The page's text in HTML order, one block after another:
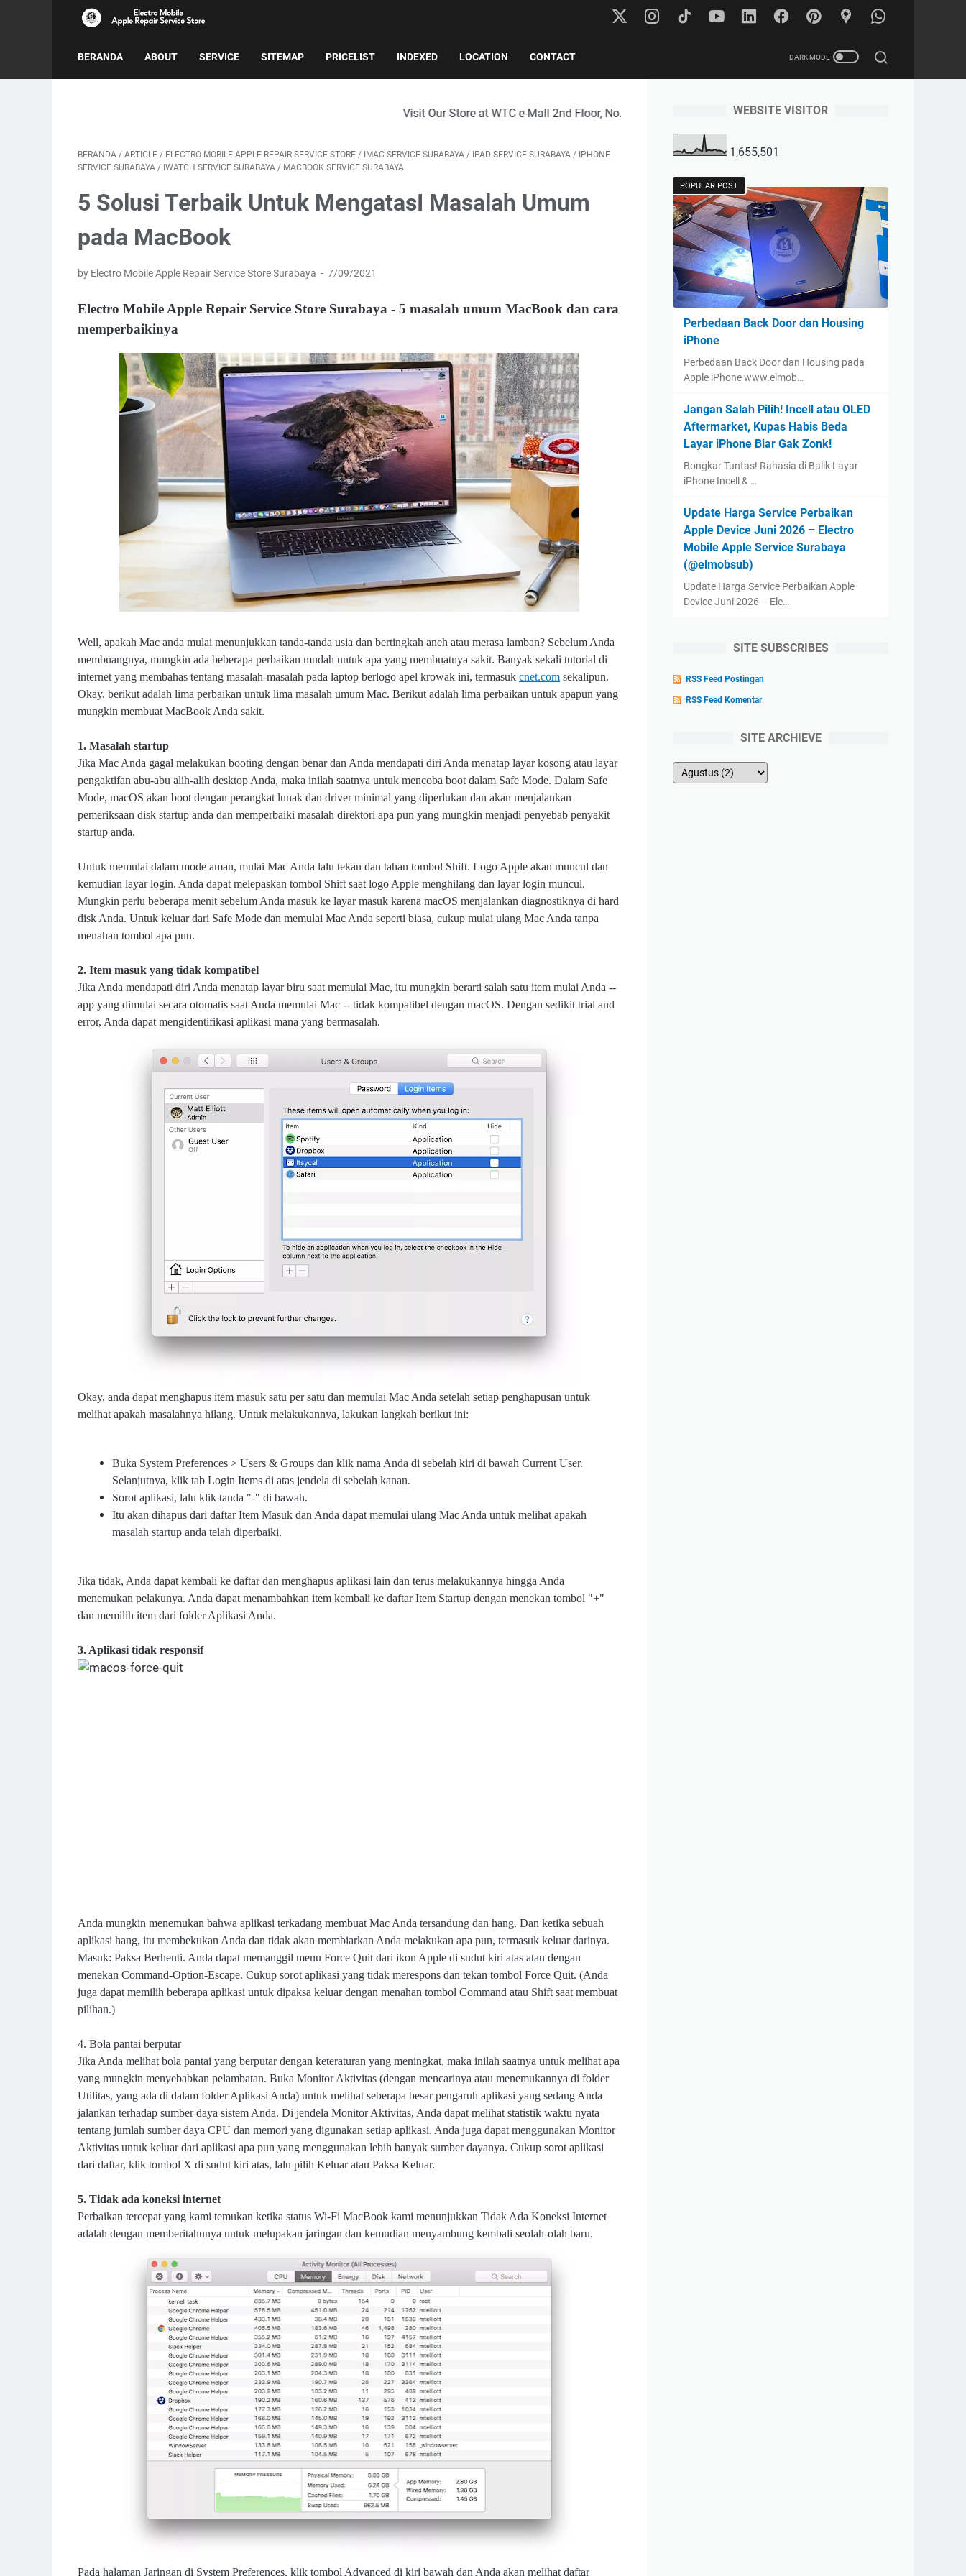
BERANDA ABOUT SERVICE SITEMAP PRICELIST INDEXED LOCATION CONTACT
Visit Our Store at WTC e-Mall 2nd Floor, No. 816, Surabaya City
BERANDA / ARTICLE / ELECTRO MOBILE APPLE REPAIR SERVICE STORE / IMAC SERVICE SURABAYA / IPAD SERVICE SURABAYA / IPHONE
SERVICE SURABAYA / IWATCH SERVICE SURABAYA / MACBOOK SERVICE SURABAYA
5 Solusi Terbaik Untuk MengatasI Masalah Umum
pada MacBook
by Electro Mobile Apple Repair Service Store Surabaya 7/09/2021
Electro Mobile Apple Repair Service Store Surabaya - 5 masalah umum MacBook dan cara
memperbaikinya
Well, apakah Mac anda mulai menunjukkan tanda-tanda usia dan bertingkah aneh atau merasa lamban? Sebelum Anda
membuangnya, mungkin ada beberapa perbaikan mudah untuk apa yang membuatnya sakit. Banyak sekali tutorial di
internet yang membahas tentang masalah-masalah pada laptop berlogo apel krowak ini, termasuk cnet.com sekalipun.
Okay, berikut adalah lima perbaikan untuk lima masalah umum Mac. Berikut adalah lima perbaikan untuk apapun yang
mungkin membuat MacBook Anda sakit.
1. Masalah startup
Jika Mac Anda gagal melakukan booting dengan benar dan Anda mendapati diri Anda menatap layar kosong atau layar
pengaktifan abu-abu alih-alih desktop Anda, maka inilah saatnya untuk mencoba boot dalam Safe Mode. Dalam Safe
Mode, macOS akan boot dengan perangkat lunak dan driver minimal yang diperlukan dan akan menjalankan
pemeriksaan disk startup anda dan memperbaiki masalah direktori apa pun yang mungkin menjadi penyebab penyakit
startup anda.
Untuk memulai dalam mode aman, mulai Mac Anda lalu tekan dan tahan tombol Shift. Logo Apple akan muncul dan
kemudian layar login. Anda dapat melepaskan tombol Shift saat logo Apple menghilang dan layar login muncul.
Mungkin perlu beberapa menit sebelum Anda masuk ke layar masuk karena macOS menjalankan diagnostiknya di hard
disk Anda. Untuk keluar dari Safe Mode dan memulai Mac Anda seperti biasa, cukup mulai ulang Mac Anda tanpa
menahan tombol apa pun.
2. Item masuk yang tidak kompatibel
Jika Anda mendapati diri Anda menatap layar biru saat memulai Mac, itu mungkin berarti salah satu item mulai Anda --
app yang dimulai secara otomatis saat Anda memulai Mac -- tidak kompatibel dengan macOS. Dengan sedikit trial and
error, Anda dapat mengidentifikasi aplikasi mana yang bermasalah.
Okay, anda dapat menghapus item masuk satu per satu dan memulai Mac Anda setelah setiap penghapusan untuk
melihat apakah masalahnya hilang. Untuk melakukannya, lakukan langkah berikut ini:
Buka System Preferences > Users & Groups dan klik nama Anda di sebelah kiri di bawah Current User.
Selanjutnya, klik tab Login Items di atas jendela di sebelah kanan.
Sorot aplikasi, lalu klik tanda "-" di bawah.
Itu akan dihapus dari daftar Item Masuk dan Anda dapat memulai ulang Mac Anda untuk melihat apakah
masalah startup anda telah diperbaiki.
Jika tidak, Anda dapat kembali ke daftar dan menghapus aplikasi lain dan terus melakukannya hingga Anda
menemukan pelakunya. Anda dapat menambahkan item kembali ke daftar Item Startup dengan menekan tombol "+"
dan memilih item dari folder Aplikasi Anda.
3. Aplikasi tidak responsif
Anda mungkin menemukan bahwa aplikasi terkadang membuat Mac Anda tersandung dan hang. Dan ketika sebuah
aplikasi hang, itu membekukan Anda dan tidak akan membiarkan Anda melakukan apa pun, termasuk keluar darinya.
Masuk: Paksa Berhenti. Anda dapat memanggil menu Force Quit dari ikon Apple di sudut kiri atas atau dengan
menekan Command-Option-Escape. Cukup sorot aplikasi yang tidak merespons dan tekan tombol Force Quit. (Anda
juga dapat memilih beberapa aplikasi untuk dipaksa keluar dengan menahan tombol Command atau Shift saat membuat
pilihan.)
4. Bola pantai berputar
Jika Anda melihat bola pantai yang berputar dengan keteraturan yang meningkat, maka inilah saatnya untuk melihat apa
yang mungkin menyebabkan pelambatan. Buka Monitor Aktivitas (dengan mencarinya atau menemukannya di folder
Utilitas, yang ada di dalam folder Aplikasi Anda) untuk melihat seberapa besar pengaruh aplikasi yang sedang Anda
jalankan terhadap sumber daya sistem Anda. Di jendela Monitor Aktivitas, Anda dapat melihat statistik waktu nyata
tentang jumlah sumber daya CPU dan memori yang digunakan setiap aplikasi. Anda juga dapat menggunakan Monitor
Aktivitas untuk keluar dari aplikasi apa pun yang menggunakan lebih banyak sumber dayanya. Cukup sorot aplikasi
dari daftar, klik tombol X di sudut kiri atas, lalu pilih Keluar atau Paksa Keluar.
5. Tidak ada koneksi internet
Perbaikan tercepat yang kami temukan ketika status Wi-Fi MacBook kami menunjukkan Tidak Ada Koneksi Internet
adalah dengan memberitahunya untuk melupakan jaringan dan kemudian menyambung kembali seolah-olah baru.
Pada halaman Jaringan di System Preferences, klik tombol Advanced di kiri bawah dan Anda akan melihat daftar
WEBSITE VISITOR
1,655,501
POPULAR POST
Perbedaan Back Door dan Housing
iPhone
Perbedaan Back Door dan Housing pada
Apple iPhone www.elmob…
Jangan Salah Pilih! Incell atau OLED
Aftermarket, Kupas Habis Beda
Layar iPhone Biar Gak Zonk!
Bongkar Tuntas! Rahasia di Balik Layar
iPhone Incell & …
Update Harga Service Perbaikan
Apple Device Juni 2026 – Electro
Mobile Apple Service Surabaya
(@elmobsub)
Update Harga Service Perbaikan Apple
Device Juni 2026 – Ele…
SITE SUBSCRIBES
RSS Feed Postingan
RSS Feed Komentar
SITE ARCHIEVE